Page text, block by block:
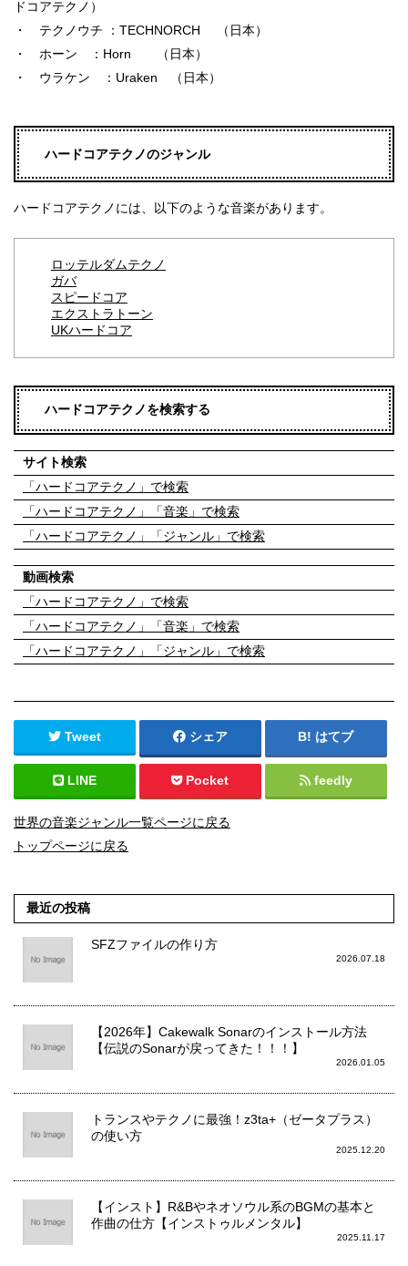
ドコアテクノ）
・ テクノウチ ：TECHNORCH （日本）
・ ホーン ：Horn （日本）
・ ウラケン ：Uraken （日本）
ハードコアテクノのジャンル
ハードコアテクノには、以下のような音楽があります。
ロッテルダムテクノ
ガバ
スピードコア
エクストラトーン
UKハードコア
ハードコアテクノを検索する
サイト検索
「ハードコアテクノ」で検索
「ハードコアテクノ」「音楽」で検索
「ハードコアテクノ」「ジャンル」で検索
動画検索
「ハードコアテクノ」で検索
「ハードコアテクノ」「音楽」で検索
「ハードコアテクノ」「ジャンル」で検索
Tweet シェア はてブ
LINE Pocket feedly
世界の音楽ジャンル一覧ページに戻る
トップページに戻る
最近の投稿
SFZファイルの作り方
2026.07.18
【2026年】Cakewalk Sonarのインストール方法
【伝説のSonarが戻ってきた！！！】
2026.01.05
トランスやテクノに最強！z3ta+（ゼータプラス）
の使い方
2025.12.20
【インスト】R&Bやネオソウル系のBGMの基本と
作曲の仕方【インストゥルメンタル】
2025.11.17